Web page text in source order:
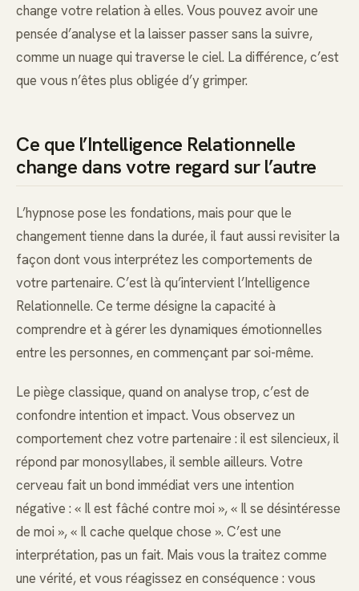
change votre relation à elles. Vous pouvez avoir une
pensée d’analyse et la laisser passer sans la suivre,
comme un nuage qui traverse le ciel. La différence, c’est
que vous n’êtes plus obligée d’y grimper.
Ce que l’Intelligence Relationnelle
change dans votre regard sur l’autre
L’hypnose pose les fondations, mais pour que le
changement tienne dans la durée, il faut aussi revisiter la
façon dont vous interprétez les comportements de
votre partenaire. C’est là qu’intervient l’Intelligence
Relationnelle. Ce terme désigne la capacité à
comprendre et à gérer les dynamiques émotionnelles
entre les personnes, en commençant par soi-même.
Le piège classique, quand on analyse trop, c’est de
confondre intention et impact. Vous observez un
comportement chez votre partenaire : il est silencieux, il
répond par monosyllabes, il semble ailleurs. Votre
cerveau fait un bond immédiat vers une intention
négative : « Il est fâché contre moi », « Il se désintéresse
de moi », « Il cache quelque chose ». C’est une
interprétation, pas un fait. Mais vous la traitez comme
une vérité, et vous réagissez en conséquence : vous